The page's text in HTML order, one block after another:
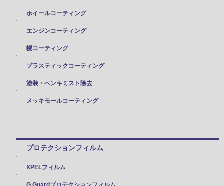
ホイールコーティング
エンジンコーティング
幌コーティング
プラスティックコーティング
塗装・ペンキミスト除去
メッキモールコーティング
プロテクションフィルム
XPELフィルム